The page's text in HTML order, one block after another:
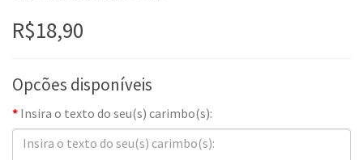
R$18,90
Opcões disponíveis
Insira o texto do seu(s) carimbo(s):